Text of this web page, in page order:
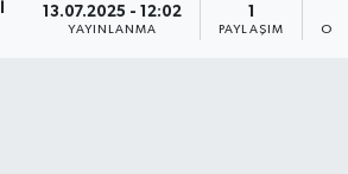
13.07.2025 - 12:02
YAYINLANMA
1
PAYLAŞIM